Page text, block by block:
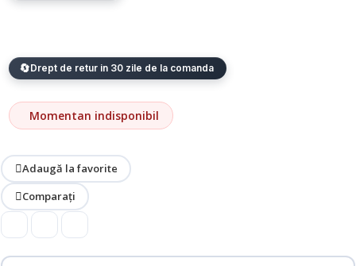
Drept de retur in 30 zile de la comanda
Momentan indisponibil
Adaugă la favorite
Comparați